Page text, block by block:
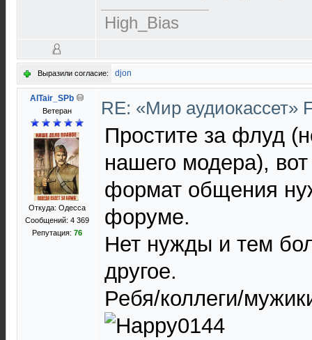
High_Bias
Выразили согласие: djon
AlTair_SPb
Ветеран
Откуда: Одесса
Сообщений: 4 369
Репутация: 76
RE: «Мир аудиокассет»
Простите за флуд
нашего модера), вот
формат общения
форуме.
Нет нужды и тем
другое.
Ребя/коллеги/